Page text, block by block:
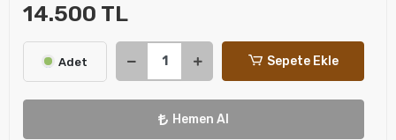
14.500 TL
Adet Sepete Ekle
Hemen Al